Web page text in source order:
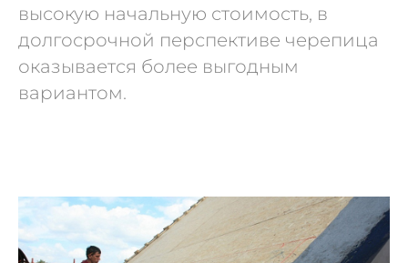
высокую начальную стоимость, в
долгосрочной перспективе черепица
оказывается более выгодным
вариантом.